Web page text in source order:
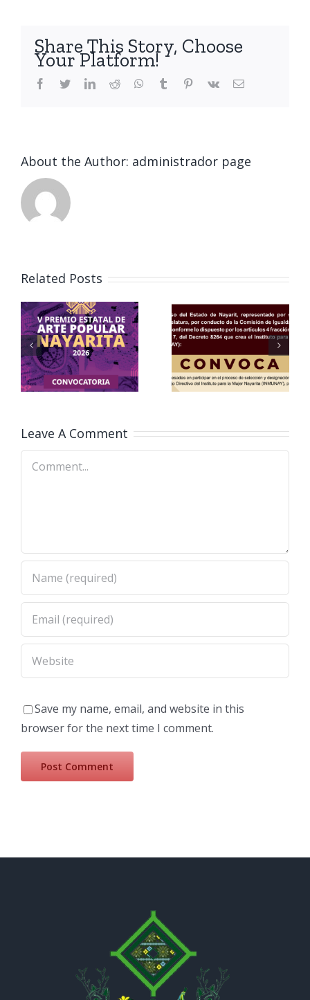
Share This Story, Choose
Your Platform!
Facebook
TwitterLinkedIn
Reddit WhatsApp
Tumblr Pinterest
Vk Email
About the Author: administrador page
Related Posts
Foro de
Participasion
de
Personas
Discapacidad
Aviso
Leave A Comment
Comment
Save my name, email, and website in this
browser for the next time I comment.